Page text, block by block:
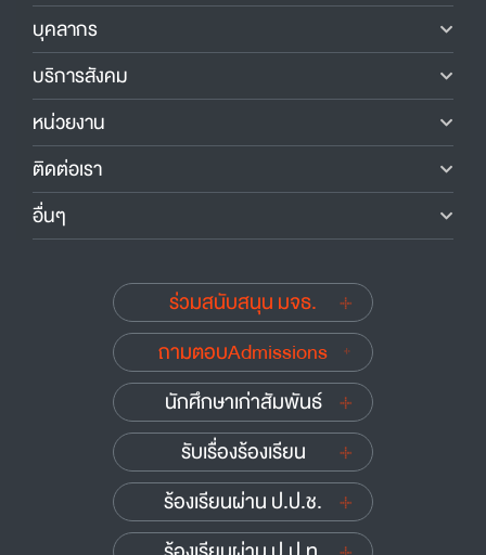
บุคลากร
บริการสังคม
หน่วยงาน
ติดต่อเรา
อื่นๆ
ร่วมสนับสนุน มจธ.
ถามตอบAdmissions
นักศึกษาเก่าสัมพันธ์
รับเรื่องร้องเรียน
ร้องเรียนผ่าน ป.ป.ช.